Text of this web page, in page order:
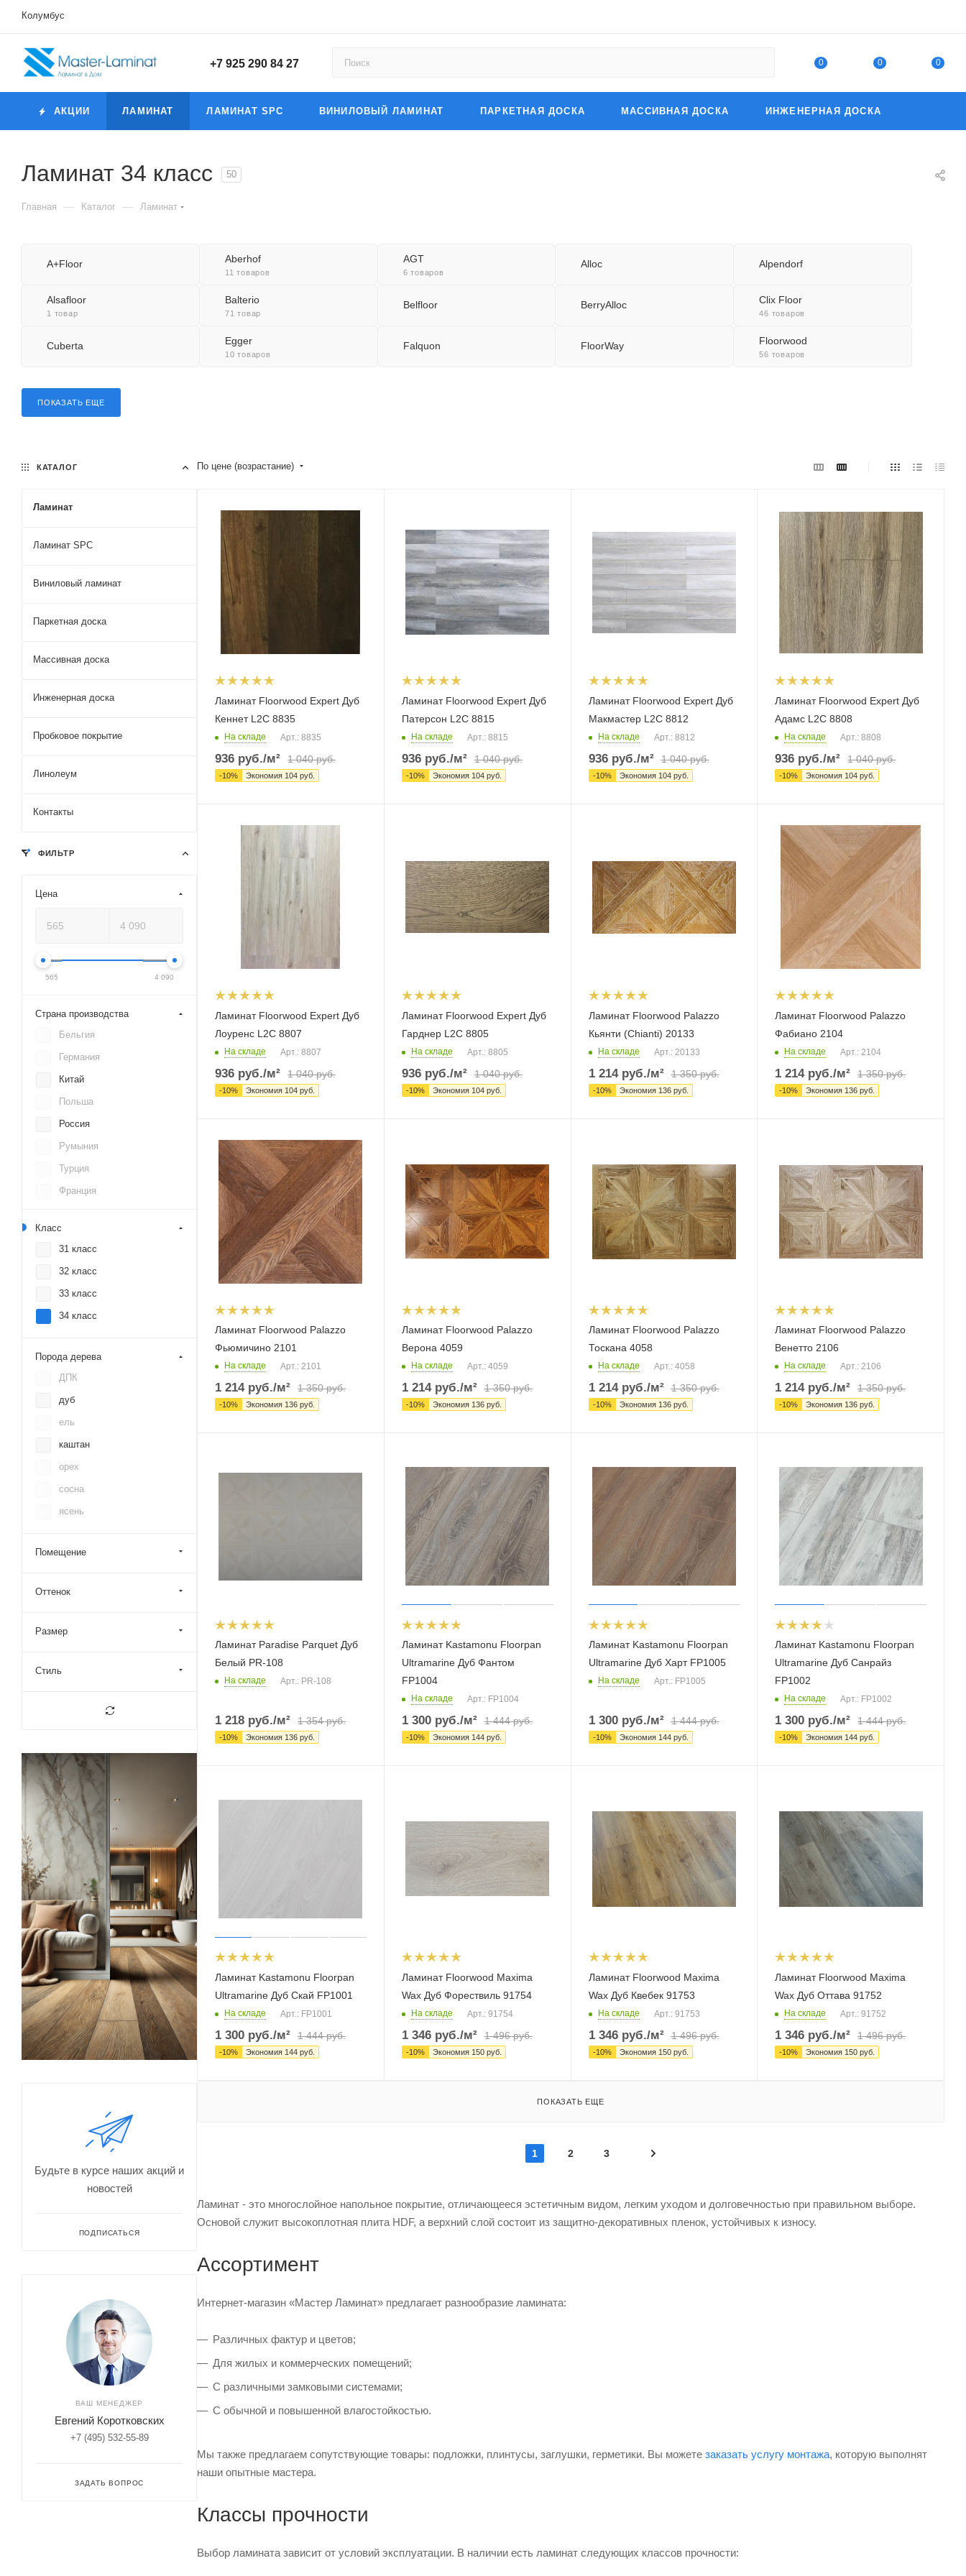
Колумбус
+7 925 290 84 27 0 0 0
АКЦИИ ЛАМИНАТ ЛАМИНАТ SPC ВИНИЛОВЫЙ ЛАМИНАТ ПАРКЕТНАЯ ДОСКА МАССИВНАЯ ДОСКА ИНЖЕНЕРНАЯ ДОСКА
Ламинат 34 класс 50
Главная — Каталог — Ламинат
A+Floor Aberhof
11 товаров
AGT
6 товаров
Alloc Alpendorf
Alsafloor
1 товар
Balterio
71 товар
Belfloor BerryAlloc Clix Floor
46 товаров
Cuberta Egger
10 товаров
Falquon FloorWay Floorwood
56 товаров
ПОКАЗАТЬ ЕЩЕ
По цене (возрастание)
Ламинат Floorwood Expert Дуб
Кеннет L2C 8835
На складе Арт.: 8835
936 руб./м² 1 040руб.
-10% Экономия 104 руб.
Ламинат Floorwood Expert Дуб
Патерсон L2C 8815
На складе Арт.: 8815
936руб./м² 1 040руб.
-10% Экономия 104руб.
Ламинат Floorwood Expert Дуб
Макмастер L2C 8812
На складе Арт.: 8812
936руб./м² 1 040руб.
-10% Экономия 104руб.
Ламинат Floorwood Expert Дуб
Адамс L2C 8808
На складе Арт.: 8808
936 руб./м² 1 040руб.
-10% Экономия 104 руб.
Ламинат Floorwood Expert Дуб
Лоуренс L2C 8807
На складе Арт.: 8807
936 руб./м² 1 040руб.
-10% Экономия 104 руб.
Ламинат Floorwood Expert Дуб
Гарднер L2C 8805
На складе Арт.: 8805
936руб./м² 1 040руб.
-10% Экономия 104руб.
Ламинат Floorwood Palazzo
Кьянти (Chianti) 20133
На складе Арт.: 20133
1 214руб./м² 1 350руб.
-10% Экономия 136руб.
Ламинат Floorwood Palazzo
Фабиано 2104
На складе Арт.: 2104
1 214руб./м² 1 350руб.
-10% Экономия 136 руб.
Ламинат Floorwood Palazzo
Фьюмичино 2101
На складе Арт.: 2101
1 214руб./м² 1 350руб.
-10% Экономия 136 руб.
Ламинат Floorwood Palazzo
Верона 4059
На складе Арт.: 4059
1 214руб./м² 1 350руб.
-10% Экономия 136руб.
Ламинат Floorwood Palazzo
Тоскана 4058
На складе Арт.: 4058
1 214руб./м² 1 350руб.
-10% Экономия 136руб.
Ламинат Floorwood Palazzo
Венетто 2106
На складе Арт.: 2106
1 214руб./м² 1 350руб.
-10% Экономия 136 руб.
Ламинат Paradise Parquet Дуб
Белый PR-108
На складе Арт.: PR-108
1 218 руб./м² 1 354руб.
-10% Экономия 136 руб.
Ламинат Kastamonu Floorpan
Ultramarine Дуб Фантом
FP1004
На складе Арт.: FP1004
1 300руб./м² 1 444руб.
-10% Экономия 144руб.
Ламинат Kastamonu Floorpan
Ultramarine Дуб Харт FP1005
На складе Арт.: FP1005
1 300руб./м² 1 444руб.
-10% Экономия 144руб.
Ламинат Kastamonu Floorpan
Ultramarine Дуб Санрайз
FP1002
На складе Арт.: FP1002
1 300 руб./м² 1 444руб.
-10% Экономия 144 руб.
Ламинат Kastamonu Floorpan
Ultramarine Дуб Скай FP1001
На складе Арт.: FP1001
1 300 руб./м² 1 444руб.
-10% Экономия 144 руб.
Ламинат Floorwood Maxima
Wax Дуб Форествиль 91754
На складе Арт.: 91754
1 346руб./м² 1 496руб.
-10% Экономия 150руб.
Ламинат Floorwood Maxima
Wax Дуб Квебек 91753
На складе Арт.: 91753
1 346руб./м² 1 496руб.
-10% Экономия 150руб.
Ламинат Floorwood Maxima
Wax Дуб Оттава 91752
На складе Арт.: 91752
1 346 руб./м² 1 496руб.
-10% Экономия 150 руб.
ПОКАЗАТЬ ЕЩЕ
1 2 3
Ламинат - это многослойное напольное покрытие, отличающееся эстетичным видом, легким уходом и долговечностью при правильном выборе.
Основой служит высокоплотная плита HDF, а верхний слой состоит из защитно-декоративных пленок, устойчивых к износу.
Ассортимент
Интернет-магазин «Мастер Ламинат» предлагает разнообразие ламината:
Различных фактур и цветов;
Для жилых и коммерческих помещений;
С различными замковыми системами;
С обычной и повышенной влагостойкостью.
Мы также предлагаем сопутствующие товары: подложки, плинтусы, заглушки, герметики. Вы можете заказать услугу монтажа, которую выполнят
наши опытные мастера.
Классы прочности
Выбор ламината зависит от условий эксплуатации. В наличии есть ламинат следующих классов прочности:
КАТАЛОГ
Ламинат
Ламинат SPC
Виниловый ламинат
Паркетная доска
Массивная доска
Инженерная доска
Пробковое покрытие
Линолеум
Контакты
ФИЛЬТР
Цена
565 4 090
Страна производства
Бельгия
Германия
Китай
Польша
Россия
Румыния
Турция
Франция
Класс
31 класс
32 класс
33 класс
34 класс
Порода дерева
ДПК
дуб
ель
каштан
орех
сосна
ясень
Помещение
Оттенок
Размер
Стиль
Будьте в курсе наших акций и
новостей
ПОДПИСАТЬСЯ
ВАШ МЕНЕДЖЕР
Евгений Коротковских
+7 (495) 532-55-89
ЗАДАТЬ ВОПРОС